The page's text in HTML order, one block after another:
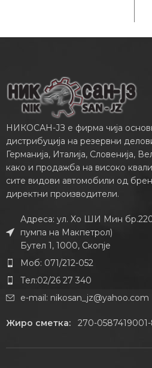
НИКОСАН-ЈЗ е фирма чија
дистрибуција на резервни
Германија, Италија, Словенија,
како и продажба на високо
сите видови автомобили од
директни производители.
Адреса: ул. Хо ШИ Мин
пумпа на Макпетрол)
Бутел 1, 1000, Скопје
Моб: 071/212-052
Тел:02/26 27 340
e-mail: nikosan_jz@yahoo.com
Жиро сметка:270-